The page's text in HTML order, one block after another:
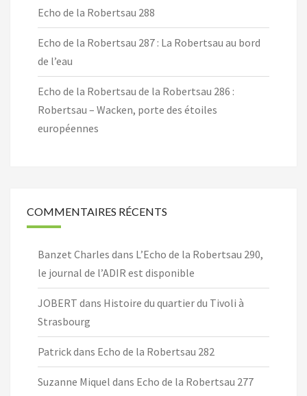
Echo de la Robertsau 288
Echo de la Robertsau 287 : La Robertsau au bord
de l’eau
Echo de la Robertsau de la Robertsau 286 :
Robertsau – Wacken, porte des étoiles
européennes
COMMENTAIRES RÉCENTS
Banzet Charles dans L’Echo de la Robertsau 290,
le journal de l’ADIR est disponible
JOBERT dans Histoire du quartier du Tivoli à
Strasbourg
Patrickdans Echo de la Robertsau 282
Suzanne Miquel dans Echo de la Robertsau 277